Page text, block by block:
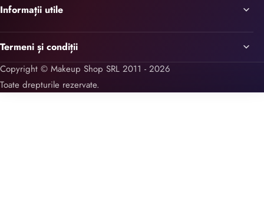
Informații utile
Termeni și condiții
Copyright © Makeup Shop SRL 2011 - 2026
Toate drepturile rezervate.